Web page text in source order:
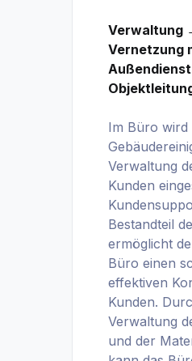
Verwaltung
Vernetzung
Im Büro wird
Verwaltung
Kunden
Bestandteil
ermöglicht
Büro einen
effektiven
Kunden.
Verwaltung
und der